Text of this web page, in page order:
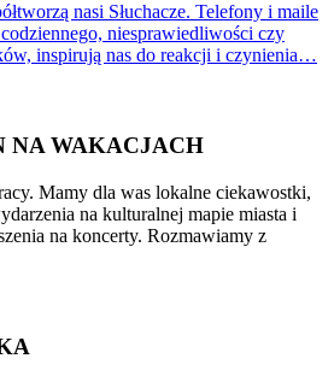
nasi Słuchacze. Telefony i maile
niesprawiedliwości czy
inspirują nas do reakcji i czynienia…
NA WAKACJACH
Mamy dla was lokalne ciekawostki,
na kulturalnej mapie miasta i
na koncerty. Rozmawiamy z